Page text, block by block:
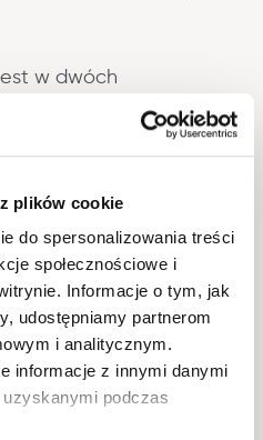
plików cookie
do spersonalizowania treści
społecznościowe i
Informacje o tym, jak
udostępniamy partnerom
i analitycznym.
informacje z innymi danymi
podczas
w dwóch
klasycznej, nieskazitelnej
odcieniu piasku
został zaprojektowany z
przemija.
o 3 dodatkowe półki.